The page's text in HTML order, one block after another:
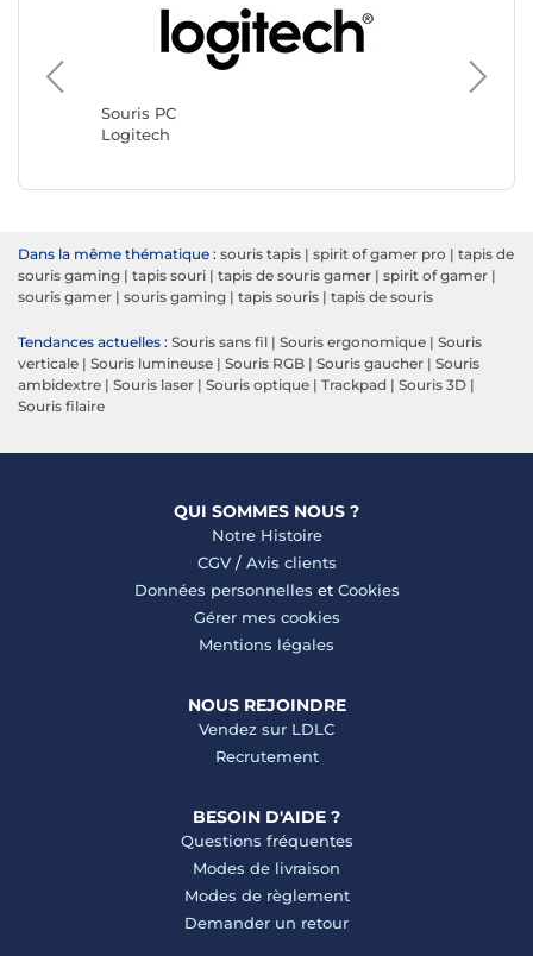
Souris PC
Logitech
Souris
Razer
Dans la même thématique : souris tapis | spirit of gamer pro | tapis de
souris gaming | tapis souri | tapis de souris gamer | spirit of gamer |
souris gamer | souris gaming | tapis souris | tapis de souris
Tendances actuelles : Souris sans fil | Souris ergonomique | Souris
verticale | Souris lumineuse | Souris RGB | Souris gaucher | Souris
ambidextre | Souris laser | Souris optique | Trackpad | Souris 3D |
Souris filaire
QUI SOMMES NOUS ?
Notre Histoire
CGV/ Avis clients
Données personnelles et Cookies
Gérer mes cookies
Mentions légales
NOUS REJOINDRE
Vendez sur LDLC
Recrutement
BESOIN D'AIDE ?
Questions fréquentes
Modes de livraison
Modes de règlement
Demander un retour